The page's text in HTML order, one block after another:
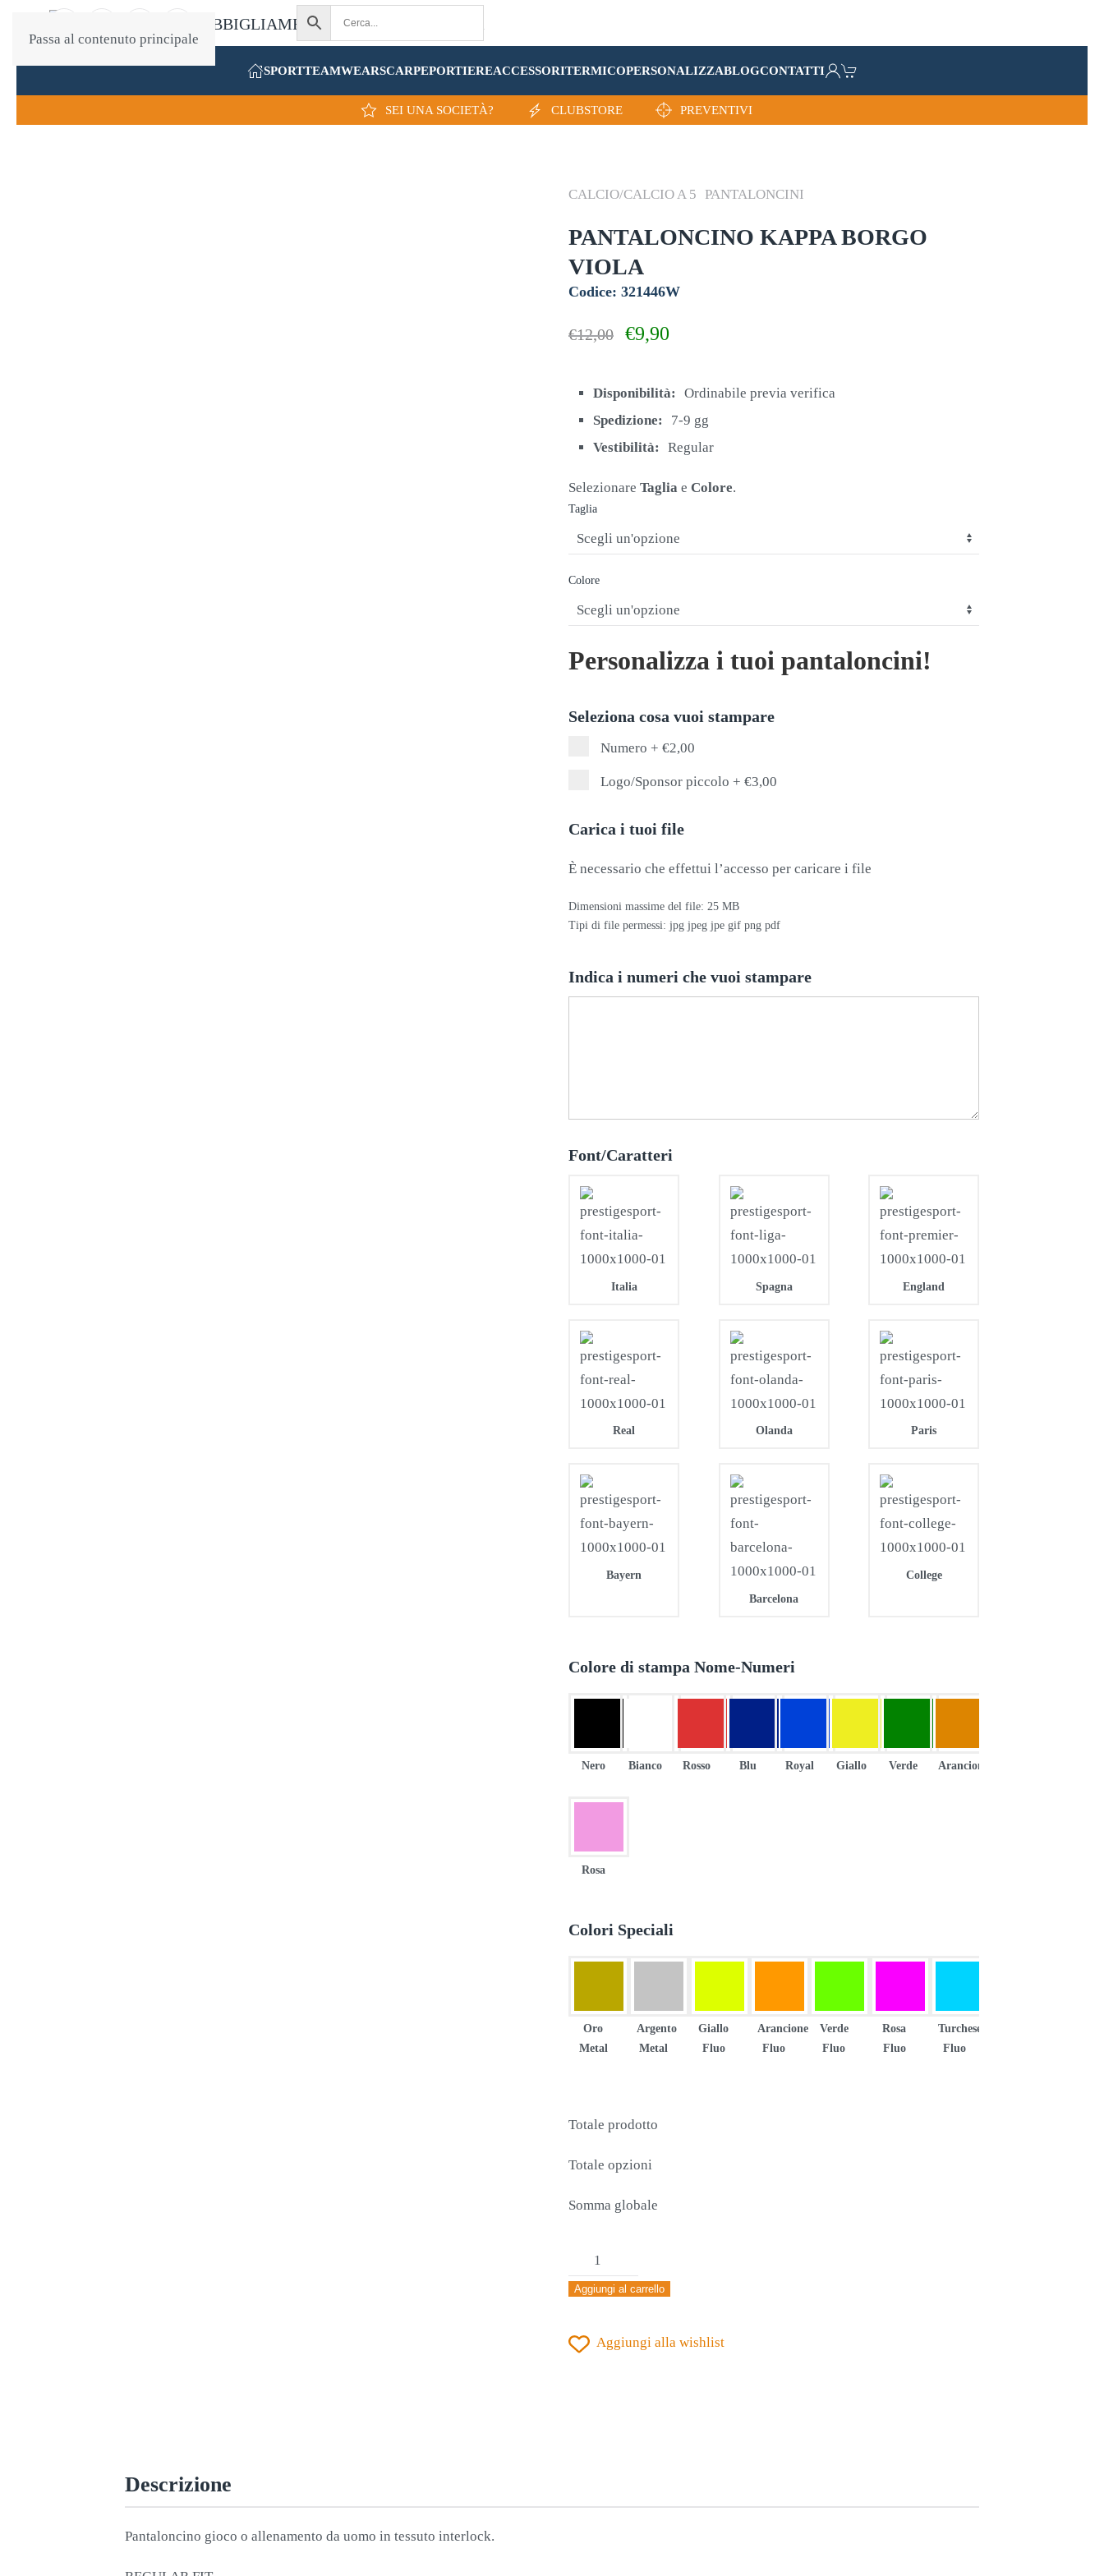
Passa al contenuto principale
SPORTTEAMWEARSCARPEPORTIEREACCESSORITERMICOPERSONALIZZABLOGCONTATTI
SEI UNA SOCIETÀ? CLUBSTORE PREVENTIVI
CALCIO/CALCIO A 5 PANTALONCINI
PANTALONCINO KAPPA BORGO
VIOLA
Codice: 321446W
€12,00
era:
€9,90
è:
Disponibilità:
Ordinabile previa verifica
Spedizione:
7-9 gg
Vestibilità:
Regular
Selezionare Taglia e Colore.
Taglia
Colore
Personalizza i tuoi pantaloncini!
Seleziona cosa vuoi stampare
Numero + €2,00
Logo/Sponsor piccolo + €3,00
Carica i tuoi file
È necessario che effettui l’accesso per caricare i file
Dimensioni massime del file: 25 MB
Tipi di file permessi: jpg jpeg jpe gif png pdf
Indica i numeri che vuoi stampare
Font/Caratteri
Italia Spagna England
Real Olanda Paris
Bayern
Barcelona
College
Colore di stampa Nome-Numeri
Nero Bianco Rosso Blu Royal Giallo Verde Arancione
Rosa
Colori Speciali
Oro
Metal
Argento
Metal
Giallo
Fluo
Arancione
Fluo
Verde
Fluo
Rosa
Fluo
Turchese
Fluo
Totale prodotto
Totale opzioni
Somma globale
PANTALONCINO
KAPPA
quantità
Aggiungi al carrello
Aggiungi alla wishlist
Descrizione
Pantaloncino gioco o allenamento da uomo in tessuto interlock.